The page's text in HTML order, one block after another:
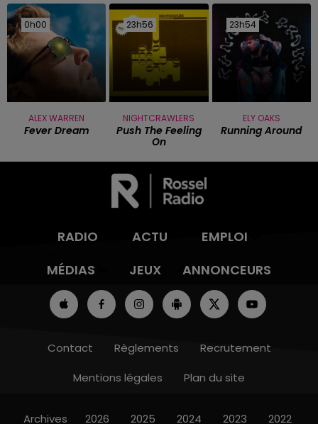
0h00
0h00
ALEX WARREN
Fever Dream
23h56
23h56
NIGHTCRAWLERS
Push The Feeling
On
23h54
23h54
ELY OAKS
Running Around
RADIO ACTU
EMPLOI
MÉDIAS
JEUX ANNONCEURS
Contact Règlements
Recrutement
Mentions légales
Plan du site
Archives 2026 2025 2024 2023 2022